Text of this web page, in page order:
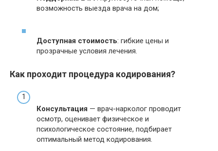
возможность выезда врача на дом;
Доступная стоимость: гибкие цены и
прозрачные условия лечения.
Как проходит процедура кодирования?
Консультация — врач-нарколог проводит
осмотр, оценивает физическое и
психологическое состояние, подбирает
оптимальный метод кодирования.